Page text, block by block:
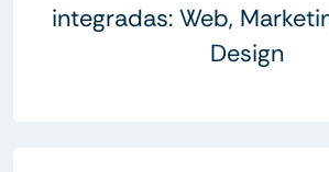
integradas: Web,
Design